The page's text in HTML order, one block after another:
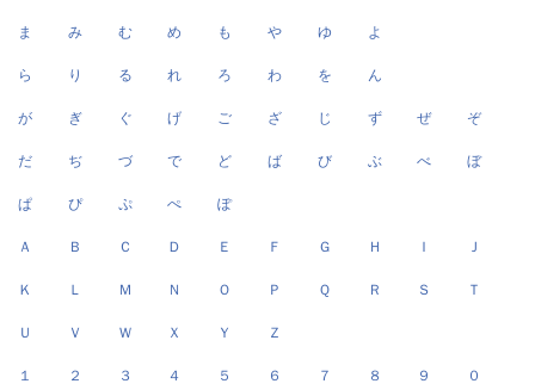
ま み む め も や ゆ よ
ら り る れ ろ わ を ん
が ぎ ぐ げ ご ざ じ ず ぜ ぞ
だ ぢ づ で ど ば び ぶ べ ぼ
ぱ ぴ ぷ ぺ ぽ
Ａ Ｂ Ｃ Ｄ Ｅ Ｆ Ｇ Ｈ Ｉ Ｊ
Ｋ Ｌ Ｍ Ｎ Ｏ Ｐ Ｑ Ｒ Ｓ Ｔ
Ｕ Ｖ Ｗ Ｘ Ｙ Ｚ
１ ２ ３ ４ ５ ６ ７ ８ ９ ０